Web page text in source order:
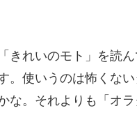
きれいのモト」を読
。使いうのは怖くな
な。それよりも「オラ